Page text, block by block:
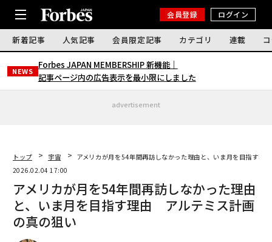
会員登録 ログイン
新着記事 人気記事 会員限定記事 カテゴリ 連載
NEWS
Forbes JAPAN MEMBERSHIP 新機能｜
記事ページ内の広告表示を最小限にしました
advertisement
トップ 宇宙
アメリカが月を54年間再訪しなかった理由と、いま月を目指す理
2026.02.04 17:00
アメリカが月を54年間再訪しなかった理由
と、いま月を目指す理由 アルテミス計画
の真の狙い